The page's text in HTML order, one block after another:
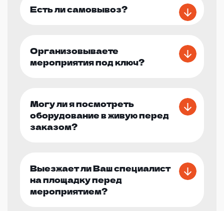
Есть ли самовывоз?
Организовываете
мероприятия под ключ?
Могу ли я посмотреть
оборудование в живую перед
заказом?
Выезжает ли Ваш специалист
на площадку перед
мероприятием?